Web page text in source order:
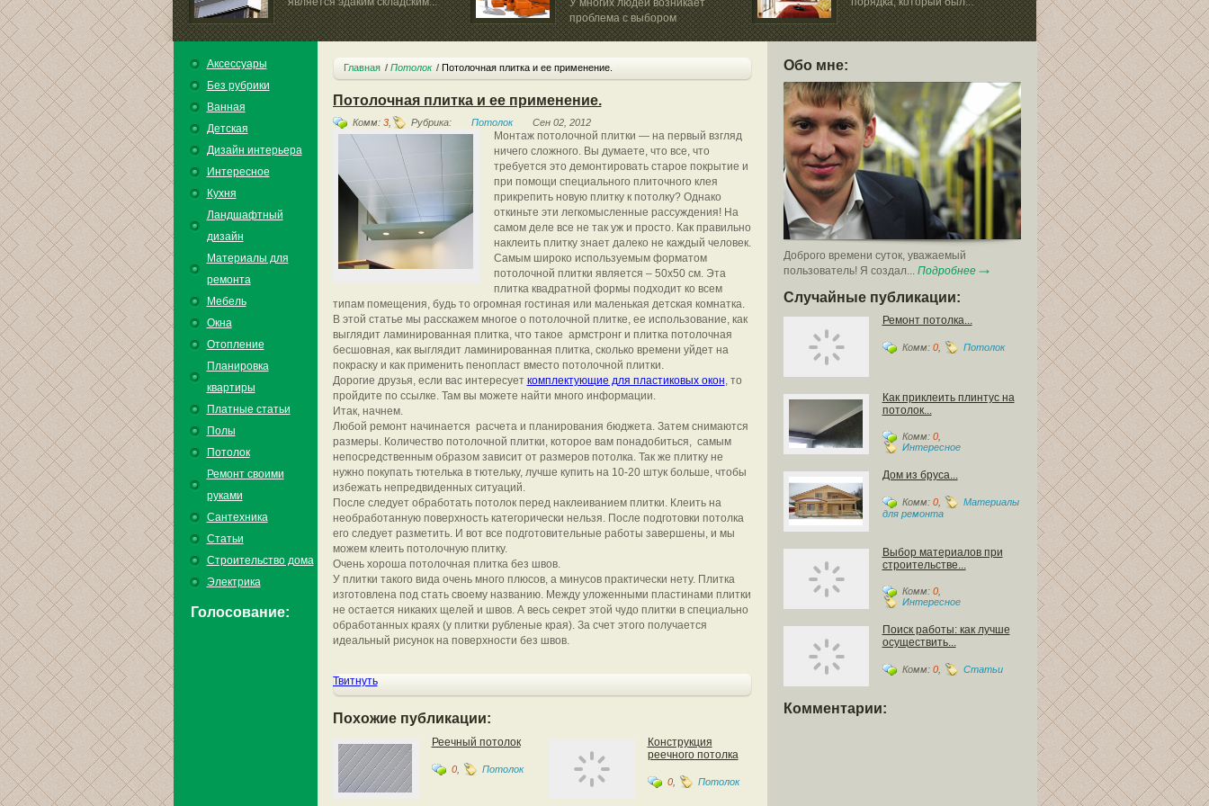
У многих людей возникает
проблема с выбором
строительного...
Аксессуары
Без рубрики
Ванная
Детская
Дизайн интерьера
Интересное
Кухня
Ландшафтный
дизайн
Материалы для
ремонта
Мебель
Окна
Отопление
Планировка
квартиры
Платные статьи
Полы
Потолок
Ремонт своими
руками
Сантехника
Статьи
Строительство дома
Электрика
Голосование:
Обо мне:
Доброго времени суток, уважаемый
пользователь! Я создал... Подробнее
Случайные публикации:
Ремонт потолка...
Комм: 0, Потолок
Как приклеить плинтус на
потолок...
Комм: 0,
Интересное
Дом из бруса...
Комм: 0,
Материалы
для ремонта
Выбор материалов при
строительстве...
Комм: 0,
Интересное
Поиск работы: как лучше
осуществить...
Комм: 0, Статьи
Комментарии:
Главная Потолок Потолочная плитка и ее применение.
Потолочная плитка и ее применение.
Комм: 3, Рубрика: Потолок Сен 02, 2012
Монтаж потолочной плитки — на первый взгляд
ничего сложного. Вы думаете, что все, что
требуется это демонтировать старое покрытие и
при помощи специального плиточного клея
прикрепить новую плитку к потолку? Однако
откиньте эти легкомысленные рассуждения! На
самом деле все не так уж и просто. Как правильно
наклеить плитку знает далеко не каждый человек.
Самым широко используемым форматом
потолочной плитки является – 50х50 см. Эта
плитка квадратной формы подходит ко всем
типам помещения, будь то огромная гостиная или маленькая детская комнатка.
В этой статье мы расскажем многое о потолочной плитке, ее использование, как
выглядит ламинированная плитка, что такое армстронг и плитка потолочная
бесшовная, как выглядит ламинированная плитка, сколько времени уйдет на
покраску и как применить пенопласт вместо потолочной плитки.
Дорогие друзья, если вас интересует комплектующие для пластиковых окон, то
пройдите по ссылке. Там вы можете найти много информации.
Итак, начнем.
Любой ремонт начинается расчета и планирования бюджета. Затем снимаются
размеры. Количество потолочной плитки, которое вам понадобиться, самым
непосредственным образом зависит от размеров потолка. Так же плитку не
нужно покупать тютелька в тютельку, лучше купить на 10-20 штук больше, чтобы
избежать непредвиденных ситуаций.
После следует обработать потолок перед наклеиванием плитки. Клеить на
необработанную поверхность категорически нельзя. После подготовки потолка
его следует разметить. И вот все подготовительные работы завершены, и мы
можем клеить потолочную плитку.
Очень хороша потолочная плитка без швов.
У плитки такого вида очень много плюсов, а минусов практически нету. Плитка
изготовлена под стать своему названию. Между уложенными пластинами плитки
не остается никаких щелей и швов. А весь секрет этой чудо плитки в специально
обработанных краях (у плитки рубленые края). За счет этого получается
идеальный рисунок на поверхности без швов.
Твитнуть
Похожие публикации:
Реечный потолок
0, Потолок
Конструкция
реечного потолка
0, Потолок